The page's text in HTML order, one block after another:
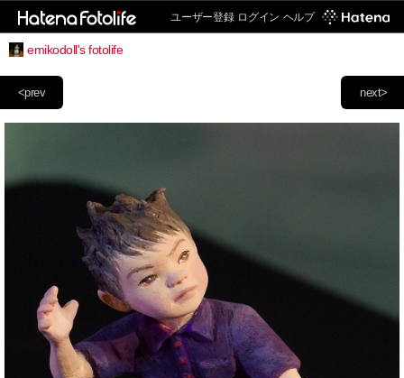
ユーザー登録 ログイン ヘルプ
emikodoll's fotolife
next>
<prev